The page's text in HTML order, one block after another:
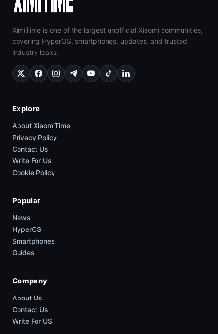
XimiTime is one of the largest unofficial Xiaomi communities,
covering HyperOS, smartphones, updates, and trusted
industry leaks.
Explore
About XiaomiTime
Privacy Policy
Contact Us
Write For Us
Cookie Policy
Popular
News
HyperOS
Smartphones
Guides
Company
About Us
Contact Us
Write For US